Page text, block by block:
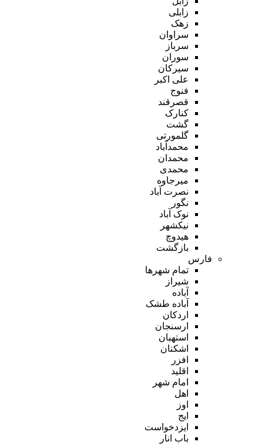
زابلی
زهک
سراوان
سرباز
سوران
سیرکان
علی اکبر
فنوج
قصرقند
کنارک
گشت
گلمورتی
محمدآباد
محمدان
محمدی
میرجاوه
نصرت آباد
نگور
نوک آباد
نیکشهر
هیدوچ
بازگشت
فارس
تمام شهر‌ها
شیراز
آباده
آباده طشک
اردکان
ارسنجان
استهبان
اشکنان
افزر
اقلید
امام شهر
اهل
اوز
ایج
ایزدخواست
باب انار